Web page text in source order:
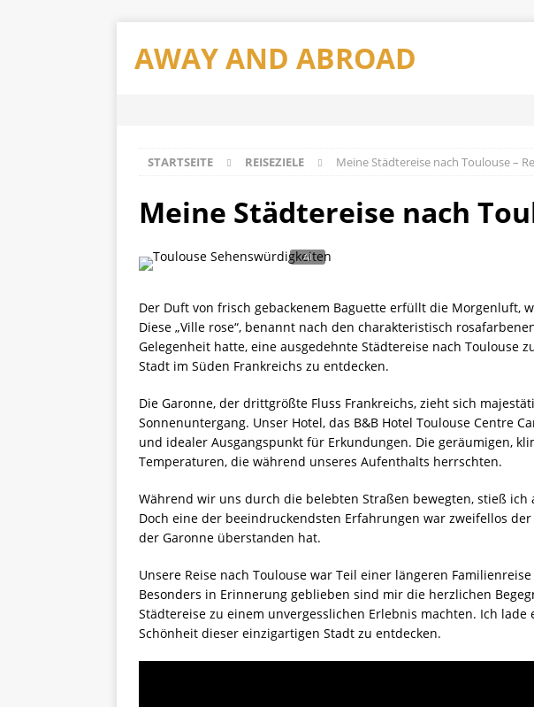
AWAY AND ABROAD
STARTSEITE REISEZIELE Meine Städtereise nach Toulouse –
Meine Städtereise nach
Der Duft von frisch gebackenem Baguette erfüllt die Morgenluft,
Diese „Ville rose“, benannt nach den charakteristisch
Gelegenheit hatte, eine ausgedehnte Städtereise nach
Stadt im Süden Frankreichs zu entdecken.
Die Garonne, der drittgrößte Fluss Frankreichs, zieht sich
Sonnenuntergang. Unser Hotel, das B&B Hotel Toulouse Centre
und idealer Ausgangspunkt für Erkundungen. Die geräumigen,
Temperaturen, die während unseres Aufenthalts herrschten.
Während wir uns durch die belebten Straßen bewegten, stieß
Doch eine der beeindruckendsten Erfahrungen war zweifellos
der Garonne überstanden hat.
Unsere Reise nach Toulouse war Teil einer längeren
Besonders in Erinnerung geblieben sind mir die herzlichen
Städtereise zu einem unvergesslichen Erlebnis machten. Ich
Schönheit dieser einzigartigen Stadt zu entdecken.